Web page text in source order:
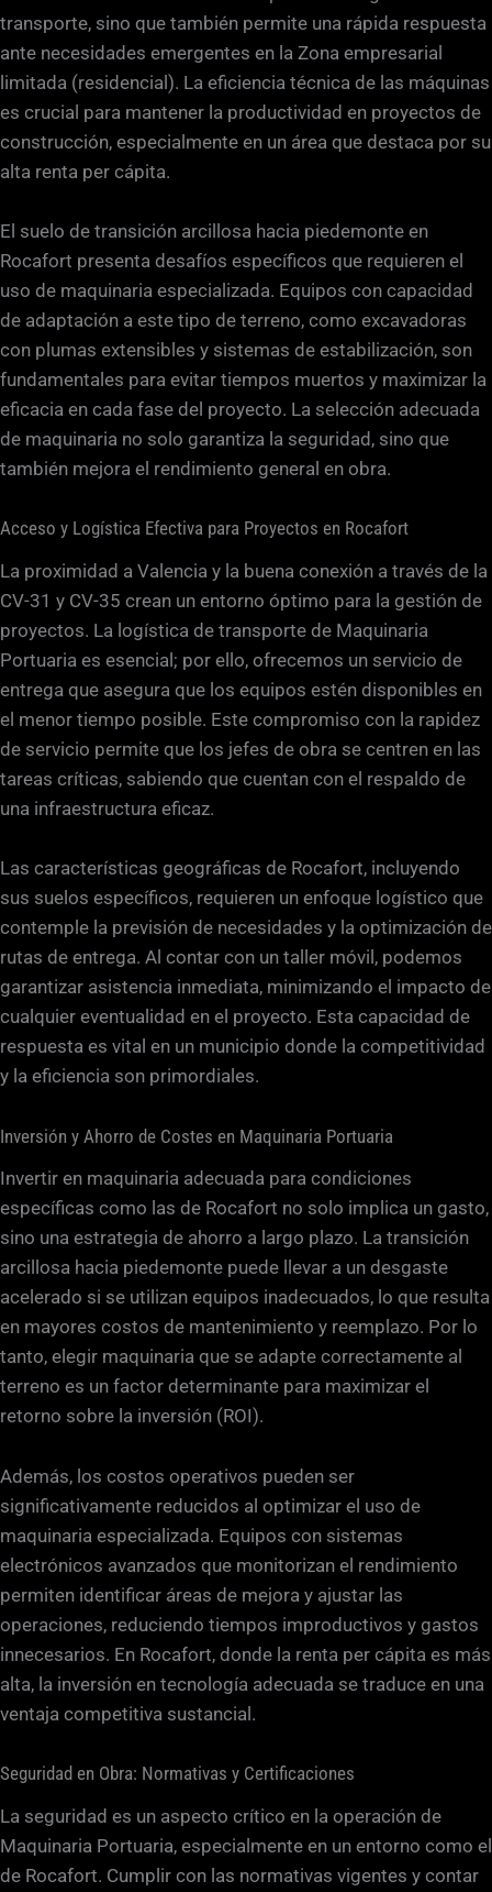
transporte, sino que también permite una rápida respuesta
ante necesidades emergentes en la Zona empresarial
limitada (residencial). La eficiencia técnica de las máquinas
es crucial para mantener la productividad en proyectos de
construcción, especialmente en un área que destaca por su
alta renta per cápita.
El suelo de transición arcillosa hacia piedemonte en
Rocafort presenta desafíos específicos que requieren el
uso de maquinaria especializada. Equipos con capacidad
de adaptación a este tipo de terreno, como excavadoras
con plumas extensibles y sistemas de estabilización, son
fundamentales para evitar tiempos muertos y maximizar la
eficacia en cada fase del proyecto. La selección adecuada
de maquinaria no solo garantiza la seguridad, sino que
también mejora el rendimiento general en obra.
Acceso y Logística Efectiva para Proyectos en Rocafort
La proximidad a Valencia y la buena conexión a través de la
CV-31 y CV-35 crean un entorno óptimo para la gestión de
proyectos. La logística de transporte de Maquinaria
Portuaria es esencial; por ello, ofrecemos un servicio de
entrega que asegura que los equipos estén disponibles en
el menor tiempo posible. Este compromiso con la rapidez
de servicio permite que los jefes de obra se centren en las
tareas críticas, sabiendo que cuentan con el respaldo de
una infraestructura eficaz.
Las características geográficas de Rocafort, incluyendo
sus suelos específicos, requieren un enfoque logístico que
contemple la previsión de necesidades y la optimización de
rutas de entrega. Al contar con un taller móvil, podemos
garantizar asistencia inmediata, minimizando el impacto de
cualquier eventualidad en el proyecto. Esta capacidad de
respuesta es vital en un municipio donde la competitividad
y la eficiencia son primordiales.
Inversión y Ahorro de Costes en Maquinaria Portuaria
Invertir en maquinaria adecuada para condiciones
específicas como las de Rocafort no solo implica un gasto,
sino una estrategia de ahorro a largo plazo. La transición
arcillosa hacia piedemonte puede llevar a un desgaste
acelerado si se utilizan equipos inadecuados, lo que resulta
en mayores costos de mantenimiento y reemplazo. Por lo
tanto, elegir maquinaria que se adapte correctamente al
terreno es un factor determinante para maximizar el
retorno sobre la inversión (ROI).
Además, los costos operativos pueden ser
significativamente reducidos al optimizar el uso de
maquinaria especializada. Equipos con sistemas
electrónicos avanzados que monitorizan el rendimiento
permiten identificar áreas de mejora y ajustar las
operaciones, reduciendo tiempos improductivos y gastos
innecesarios. En Rocafort, donde la renta per cápita es más
alta, la inversión en tecnología adecuada se traduce en una
ventaja competitiva sustancial.
Seguridad en Obra: Normativas y Certificaciones
La seguridad es un aspecto crítico en la operación de
Maquinaria Portuaria, especialmente en un entorno como el
de Rocafort. Cumplir con las normativas vigentes y contar